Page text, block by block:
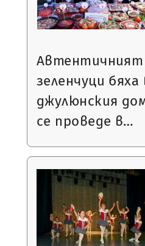
Автентичният
зеленчуци
джулюнския
се проведе в…